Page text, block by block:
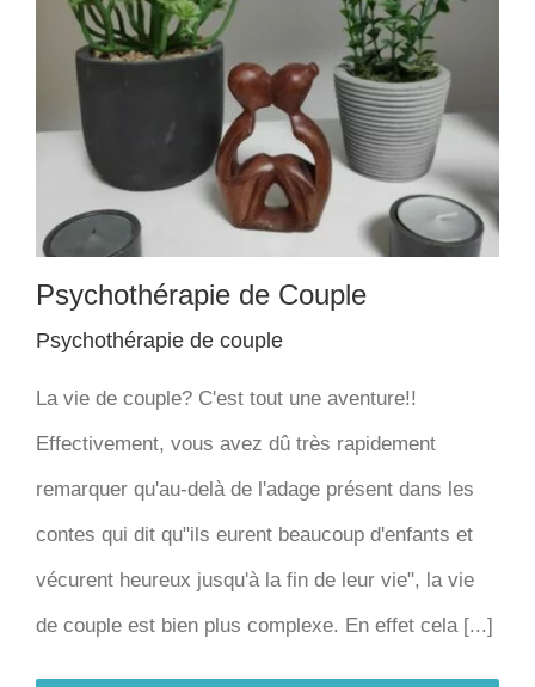
Psychothérapie de Couple
Psychothérapie de couple
La vie de couple? C'est tout une aventure!!
Effectivement, vous avez dû très rapidement
remarquer qu'au-delà de l'adage présent dans les
contes qui dit qu"ils eurent beaucoup d'enfants et
vécurent heureux jusqu'à la fin de leur vie", la vie
de couple est bien plus complexe. En effet cela [...]